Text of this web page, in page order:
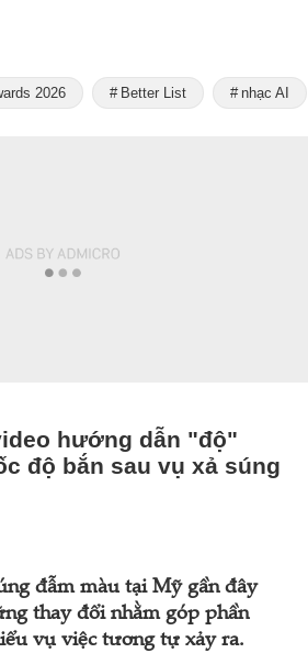
2026 Better List nhạc AI
hướng dẫn "độ"
độ bắn sau vụ xả súng
đẫm màu tại Mỹ gần đây
thay đổi nhằm góp phần
vụ việc tương tự xảy ra.